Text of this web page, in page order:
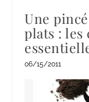
Une
plats : les
06/15/2011